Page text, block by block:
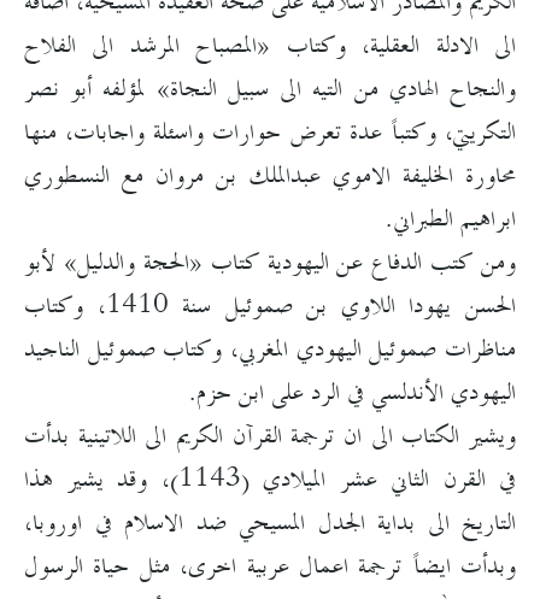
الى الادلة العقلية، وكتاب «المصباح المرشد الى الفلاح
والنجاح الهادي من التيه الى سبيل النجاة» لمؤلفه أبو نصر
التكريتي، وكتباً عدة تعرض حوارات واسئلة واجابات، منها
محاورة الخليفة الاموي عبدالملك بن مروان مع النسطوري
ابراهيم الطبراني.
ومن كتب الدفاع عن اليهودية كتاب «الحجة والدليل» لأبو
الحسن يهودا اللاوي بن صموئيل سنة 1410، وكتاب
مناظرات صموئيل اليهودي المغربي، وكتاب صموئيل الناجيد
اليهودي الأندلسي في الرد على ابن حزم.
ويشير الكتاب الى ان ترجمة القرآن الكريم الى اللاتينية بدأت
في القرن الثاني عشر الميلادي (1143)، وقد يشير هذا
التاريخ الى بداية الجدل المسيحي ضد الاسلام في اوروبا،
وبدأت ايضاً ترجمة اعمال عربية اخرى، مثل حياة الرسول